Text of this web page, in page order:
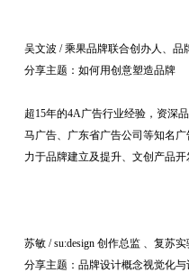
吴文波 / 乘果品牌联合创办人、品
分享主题：如何用创意塑造品牌
超15年的4A广告行业经验，资深
马广告、广东省广告公司等知名
力于品牌建立及提升、文创产品
苏敏 / su:design 创作总监 、复苏
分享主题：品牌设计概念视觉化与